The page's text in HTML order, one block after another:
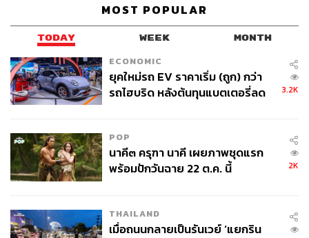
มวล ภายใต้ Core Message Clean Energy for Life” เรื่อง
ระดับชุมชนที่ทำเพื่อประเทศชาติ เทคโนโลยีการผลิตไฟฟ้า
จากขยะและชีวมวล
เราคิดภาพง่ายๆ แบ่งเป็น 2 กรณี
MOST POPULAR
TODAY WEEK MONTH
ECONOMIC
ยุคใหม่รถ EV ราคาเริ่ม (ถูก) กว่า
รถไฮบริด หลังต้นทุนแบตเตอรี่ลด
3.2K
POP
นาคี๓ ครุฑา นาคี เผยภาพชุดแรก
พร้อมปักวันฉาย 22 ต.ค. นี้
2K
THAILAND
เมื่อถนนกลายเป็นรันเวย์ ‘แยกริน